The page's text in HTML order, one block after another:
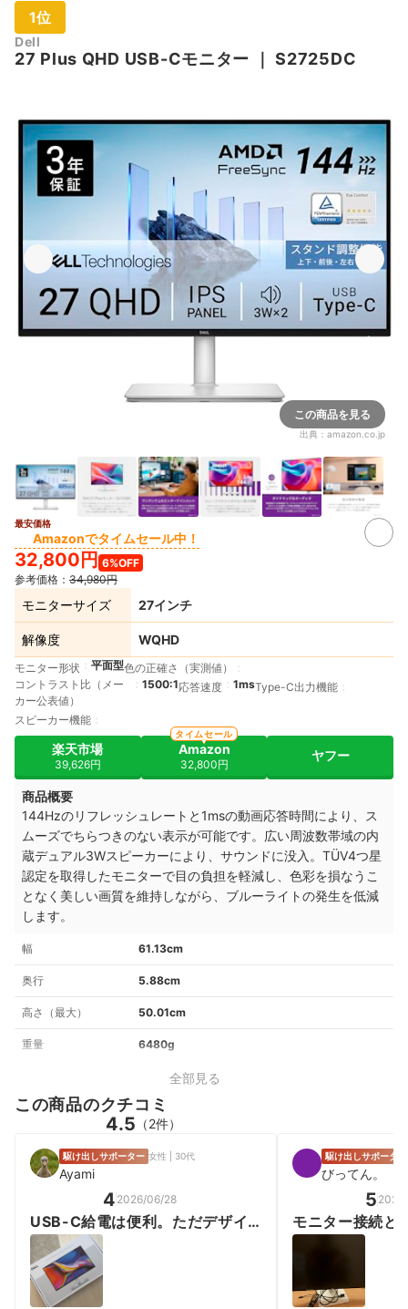
1位
Dell
27 Plus QHD USB-Cモニター ｜S2725DC
この商品を見る
出典： amazon.co.jp
最安価格
Amazonでタイムセール中！
32,800円 6%OFF
参考価格： 34,980円
モニターサイズ 27インチ
解像度 WQHD
モニター形状 平面型色の正確さ（実測値）
コントラスト比（メー
カー公表値）
1500:1応答速度 1msType-C出力機能
スピーカー機能
楽天市場
39,626円
Amazon
32,800円
タイムセール
ヤフー
商品概要
144Hzのリフレッシュレートと1msの動画応答時間により、ス
ムーズでちらつきのない表示が可能です。広い周波数帯域の内
蔵デュアル3Wスピーカーにより、サウンドに没入。TÜV4つ星
認定を取得したモニターで目の負担を軽減し、色彩を損なうこ
となく美しい画質を維持しながら、ブルーライトの発生を低減
します。
幅 61.13cm
奥行 5.88cm
高さ（最大） 50.01cm
重量 6480g
全部見る
この商品のクチコミ
4.5 （2件）
駆け出しサポーター 女性 | 30代
Ayami
4 2026/06/28
USB-C給電は便利。ただデザイ
ン用途なら4Kがおすすめ
駆け出しサポーター
びってん。
5
モニター接続と
る